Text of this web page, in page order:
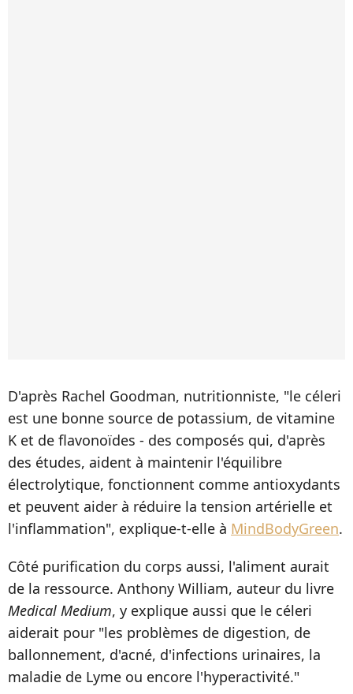
D'après Rachel Goodman, nutritionniste, "le céleri
est une bonne source de potassium, de vitamine
K et de flavonoïdes - des composés qui, d'après
des études, aident à maintenir l'équilibre
électrolytique, fonctionnent comme antioxydants
et peuvent aider à réduire la tension artérielle et
l'inflammation", explique-t-elle à MindBodyGreen.
Côté purification du corps aussi, l'aliment aurait
de la ressource. Anthony William, auteur du livre
Medical Medium, y explique aussi que le céleri
aiderait pour "les problèmes de digestion, de
ballonnement, d'acné, d'infections urinaires, la
maladie de Lyme ou encore l'hyperactivité."